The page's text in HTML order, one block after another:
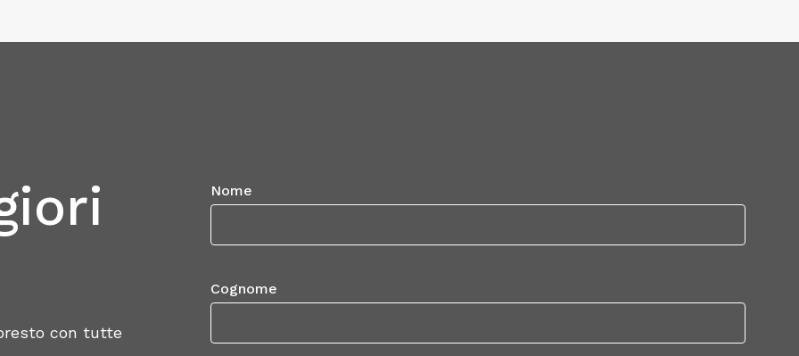
con tutte
Nome
Cognome